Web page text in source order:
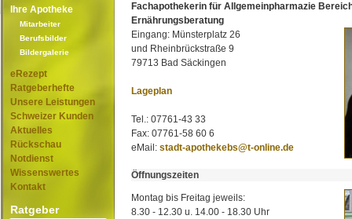
Ihre Apotheke
Mitarbeiter
Berufsbilder
Bildergalerie
eRezept
Ratgeberhefte
Unsere Leistungen
Schweizer Kunden
Aktuelles
Rückschau
Notdienst
Wissenswertes
Kontakt
Ratgeber
Fachapothekerin für Allgemeinpharmazie
Ernährungsberatung
Eingang: Münsterplatz 26
und Rheinbrückstraße 9
79713 Bad Säckingen
Lageplan
Tel.: 07761-43 33
Fax: 07761-58 60 6
eMail: stadt-apothekebs@t-online.de
Öffnungszeiten
Montag bis Freitag jeweils:
8.30 - 12.30 u. 14.00 - 18.30 Uhr